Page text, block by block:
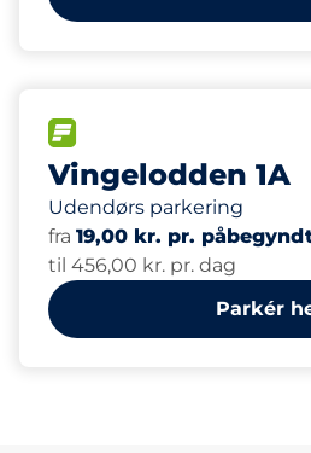
Vingelodden 1A
Udendørs parkering
fra 19,00 kr. pr.
til 456,00 kr. pr. dag
Parkér